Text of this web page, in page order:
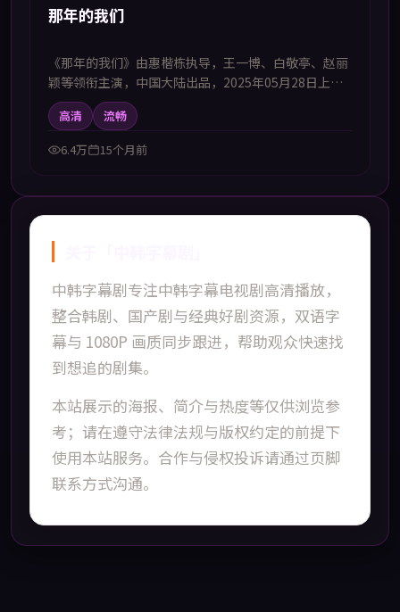
新上
那年的我们
《那年的我们》由惠楷栋执导，王一博、白敬亭、赵丽
颖等领衔主演，中国大陆出品，2025年05月28日上
映。本影片提供中韩双语字幕，支持1080P高清播放，
属科幻题材，近未来设定下探讨科技与人性的边界，适
合喜欢中韩字幕电视剧高清播放的观众追看。
高清
流畅
6.4万
15个月前
中韩字幕剧专注中韩字幕电视剧高清播放，
整合韩剧、国产剧与经典好剧资源，双语字
幕与 1080P 画质同步跟进，帮助观众快速找
到想追的剧集。
本站展示的海报、简介与热度等仅供浏览参
考；请在遵守法律法规与版权约定的前提下
使用本站服务。合作与侵权投诉请通过页脚
联系方式沟通。